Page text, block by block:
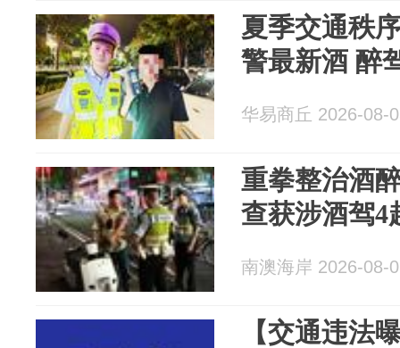
夏季交通秩
警最新酒 醉
华易商丘 2026-08-
重拳整治酒
查获涉酒驾4
南澳海岸 2026-08-
【交通违法